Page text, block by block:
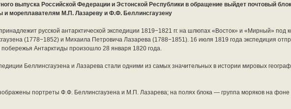
выпуска Российской Федерации и Эстонской Республики в обращение выйдет почтовый
и мореплавателям М.П. Лазареву и Ф.Ф. Беллинсгаузену
русской антарктической экспедиции 1819−1821 гг. на шлюпах «Восток» и «Мирный» под
(1778−1852) и Михаила Петровича Лазарева (1788−1851). 16 июля 1819 года экспедиция
Антарктиды произошло 28 января 1820 года.
Беллинсгаузена и Лазарева стали одними из самых значительных в истории мировых
портреты Ф.Ф. Беллинсгаузена и М.П. Лазарева; на полях блока — группа моряков на